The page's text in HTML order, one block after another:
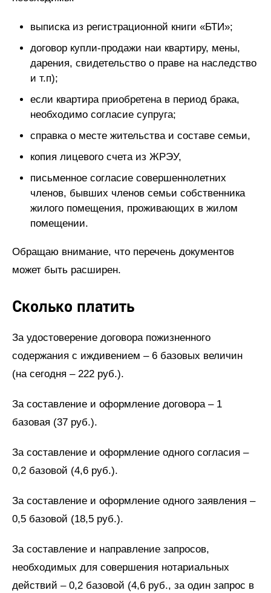
выписка из регистрационной книги «БТИ»;
договор купли-продажи наи квартиру, мены,
дарения, свидетельство о праве на наследство
и т.п);
если квартира приобретена в период брака,
необходимо согласие супруга;
справка о месте жительства и составе семьи,
копия лицевого счета из ЖРЭУ,
письменное согласие совершеннолетних
членов, бывших членов семьи собственника
жилого помещения, проживающих в жилом
помещении.
Обращаю внимание, что перечень документов
может быть расширен.
Сколько платить
За удостоверение договора пожизненного
содержания с иждивением – 6 базовых величин
(на сегодня – 222 руб.).
За составление и оформление договора – 1
базовая (37 руб.).
За составление и оформление одного согласия –
0,2 базовой (4,6 руб.).
За составление и оформление одного заявления –
0,5 базовой (18,5 руб.).
За составление и направление запросов,
необходимых для совершения нотариальных
действий – 0,2 базовой (4,6 руб., за один запрос в